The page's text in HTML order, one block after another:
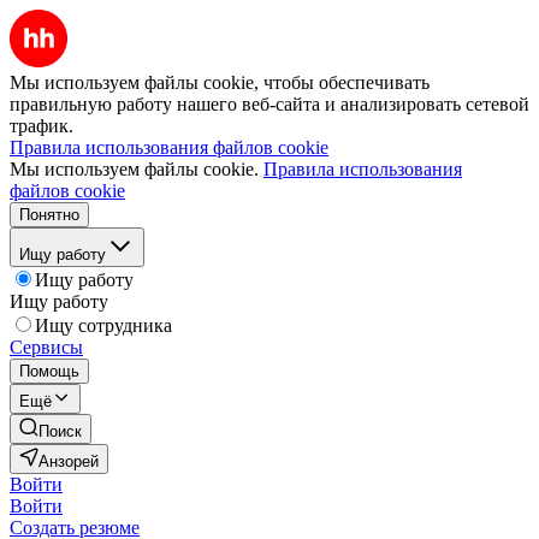
Мы используем файлы cookie, чтобы обеспечивать
правильную работу нашего веб-сайта и анализировать сетевой
трафик.
Правила использования файлов cookie
Мы используем файлы cookie. Правила использования
файлов cookie
Понятно
Ищу работу
Ищу работу
Ищу работу
Ищу сотрудника
Сервисы
Помощь
Ещё
Поиск
Анзорей
Войти
Войти
Создать резюме